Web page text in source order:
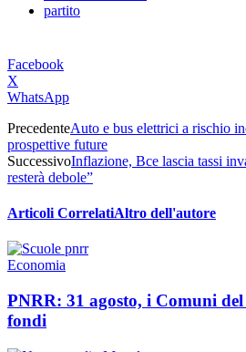
partito
Facebook
X
WhatsApp
PrecedenteAuto e bus elettrici a rischio
prospettive future
SuccessivoInflazione, Bce lascia tassi
resterà debole”
Articoli CorrelatiAltro dell'autore
Economia
PNRR: 31 agosto, i Comuni
fondi